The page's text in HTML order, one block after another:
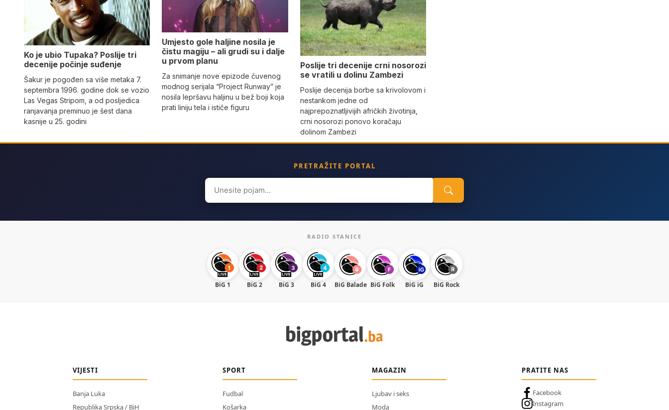
Ko je ubio Tupaka? Poslije tri
decenije počinje suđenje
Šakur je pogođen sa više metaka 7.
septembra 1996. godine dok se vozio
Las Vegas Stripom, a od posljedica
ranjavanja preminuo je šest dana
kasnije u 25. godini
Umjesto gole haljine nosila je
čistu magiju – ali grudi su i dalje
u prvom planu
Za snimanje nove epizode čuvenog
modnog serijala “Project Runway” je
nosila lepršavu haljinu u bež boji koja
prati liniju tela i ističe figuru
Poslije tri decenije crni nosorozi
se vratili u dolinu Zambezi
Poslije decenija borbe sa krivolovom i
nestankom jedne od
najprepoznatljivijih afričkih životinja,
crni nosorozi ponovo koračaju
dolinom Zambezi
PRETRAŽITE PORTAL
Search
for:
RADIO STANICE
BiG 1 BiG 2 BiG 3 BiG 4 BiG Balade BiG Folk BiG iG BiG Rock
VIJESTI
Banja Luka
Republika Srpska / BiH
SPORT
Fudbal
Košarka
MAGAZIN
Ljubav i seks
Moda
PRATITE NAS
Facebook
Instagram